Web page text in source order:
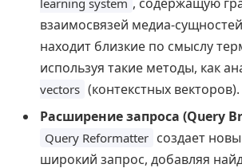
learning system , содержащую
взаимосвязей медиа-
находит близкие по смыслу
используя такие методы, как
vectors (контекстных векторов).
Расширение запроса (Query
Query Reformatter создает
широкий запрос, добавляя